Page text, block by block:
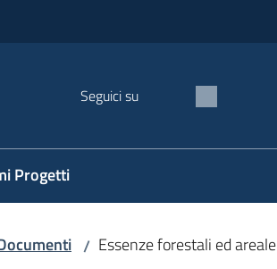
Seguici su
Progetti
/ Essenze forestali ed areale